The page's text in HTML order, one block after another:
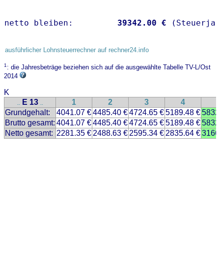
netto bleiben: 39342.00 €
ausführlicher Lohnsteuerrechner auf rechner24.info
1: die Jahresbeträge beziehen sich auf die ausgewählte Tabelle TV-L/Ost
2014
K
.. E 13 .. 1 2 3 4
Grundgehalt:
4041.07 €4485.40 €4724.65 €5189.48 €
Brutto gesamt: 4041.07 €4485.40 €4724.65 €5189.48 €
Netto gesamt: 2281.35 € 2488.63 € 2595.34 € 2835.64 €